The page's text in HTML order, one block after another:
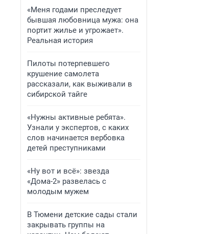
«Меня годами преследует
бывшая любовница мужа: она
портит жилье и угрожает».
Реальная история
Пилоты потерпевшего
крушение самолета
рассказали, как выживали в
сибирской тайге
«Нужны активные ребята».
Узнали у экспертов, с каких
слов начинается вербовка
детей преступниками
«Ну вот и всё»: звезда
«Дома-2» развелась с
молодым мужем
В Тюмени детские сады стали
закрывать группы на